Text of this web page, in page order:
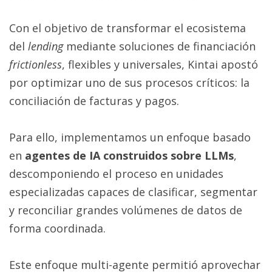
Con el objetivo de transformar el ecosistema
del lendingmediante soluciones de financiación
frictionless, flexibles y universales, Kintai apostó
por optimizar uno de sus procesos críticos: la
conciliación de facturas y pagos.
Para ello, implementamos un enfoque basado
en agentes de IA construidos sobre LLMs,
descomponiendo el proceso en unidades
especializadas capaces de clasificar, segmentar
y reconciliar grandes volúmenes de datos de
forma coordinada.
Este enfoque multi-agente permitió aprovechar